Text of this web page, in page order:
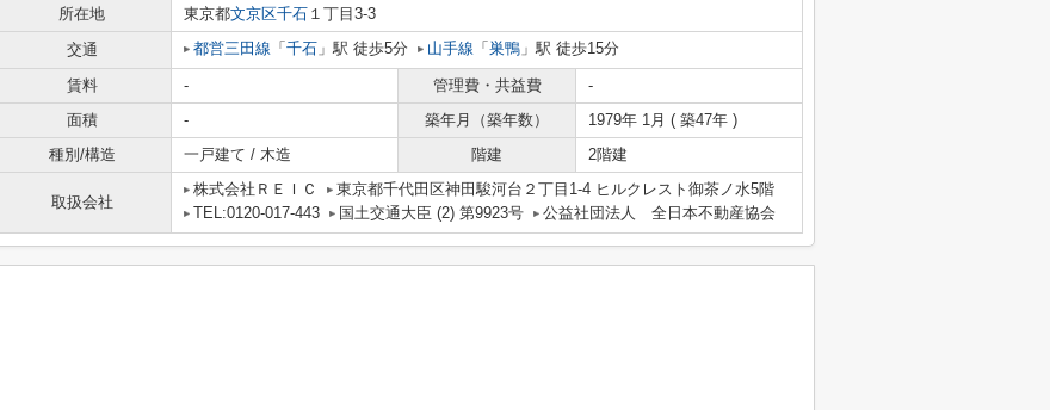
所在地 東京都文京区千石 １丁目3-3
交通
都営三田線 「 千石 」駅 徒歩5分 山手線 「 巣鴨 」駅 徒歩15分
賃料 - 管理費・共益費
-
面積
- 築年月（築年数）
1979年 1月 ( 築47年 )
種別/構造
一戸建て / 木造 階建 2階建
取扱会社
株式会社ＲＥＩＣ
東京都千代田区神田駿河台２丁目1-4 ヒルクレスト御茶ノ水5階
TEL:0120-017-443
国土交通大臣 (2) 第9923号 公益社団法人 全日本不動産協会